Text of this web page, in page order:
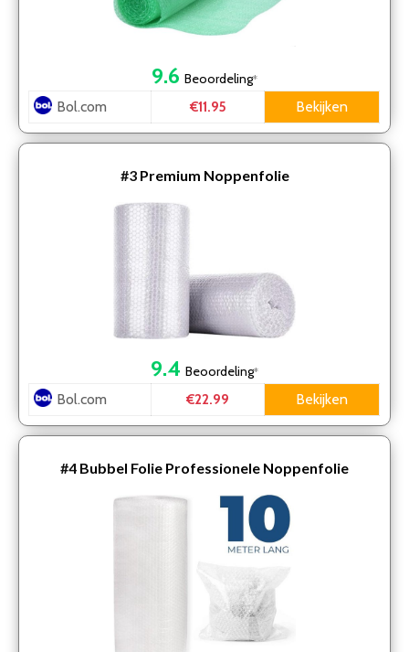
9.6 Beoordeling*
Bol.com €11.95 Bekijken
#3 Premium Noppenfolie
9.4 Beoordeling*
Bol.com €22.99 Bekijken
#4 Bubbel Folie Professionele Noppenfolie